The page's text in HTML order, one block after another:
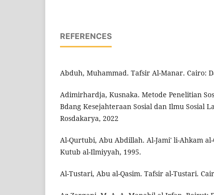
REFERENCES
Abduh, Muhammad. Tafsir Al-Manar. Cairo:
Adimirhardja, Kusnaka. Metode Penelitian
Bdang Kesejahteraan Sosial dan Ilmu Sosial
Rosdakarya, 2022
Al-Qurtubi, Abu Abdillah. Al-Jami' li-Ahkam
Kutub al-Ilmiyyah, 1995.
Al-Tustari, Abu al-Qasim. Tafsir al-Tustari.